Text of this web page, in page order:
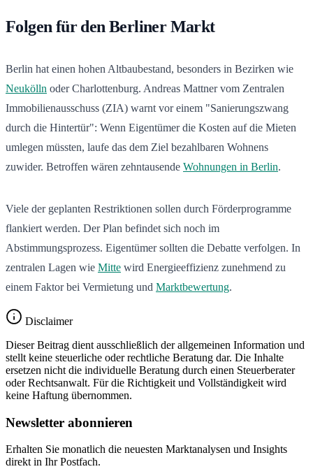
Folgen für den Berliner Markt
Berlin hat einen hohen Altbaubestand, besonders in Bezirken wie
Neukölln oder Charlottenburg. Andreas Mattner vom Zentralen
Immobilienausschuss (ZIA) warnt vor einem "Sanierungszwang
durch die Hintertür": Wenn Eigentümer die Kosten auf die Mieten
umlegen müssten, laufe das dem Ziel bezahlbaren Wohnens
zuwider. Betroffen wären zehntausende Wohnungen in Berlin.
Viele der geplanten Restriktionen sollen durch Förderprogramme
flankiert werden. Der Plan befindet sich noch im
Abstimmungsprozess. Eigentümer sollten die Debatte verfolgen. In
zentralen Lagen wie Mitte wird Energieeffizienz zunehmend zu
einem Faktor bei Vermietung und Marktbewertung.
Disclaimer
Dieser Beitrag dient ausschließlich der allgemeinen Information und
stellt keine steuerliche oder rechtliche Beratung dar. Die Inhalte
ersetzen nicht die individuelle Beratung durch einen Steuerberater
oder Rechtsanwalt. Für die Richtigkeit und Vollständigkeit wird
keine Haftung übernommen.
Newsletter abonnieren
Erhalten Sie monatlich die neuesten Marktanalysen und Insights
direkt in Ihr Postfach.